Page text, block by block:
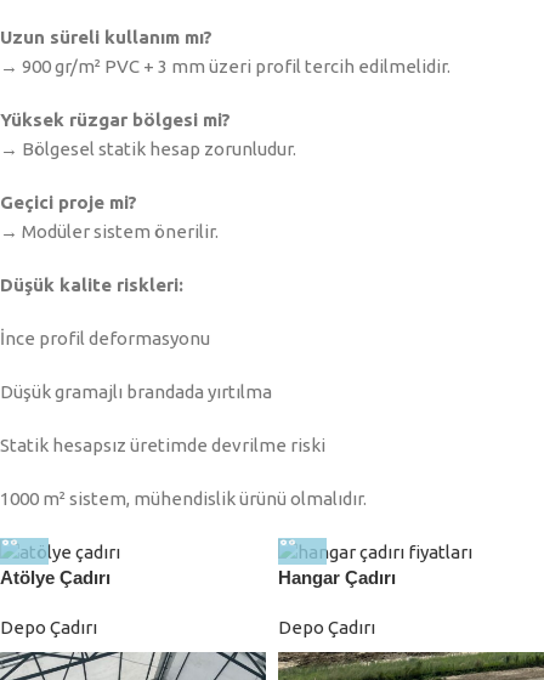
Uzun süreli kullanım mı?
→ 900 gr/m² PVC + 3 mm üzeri profil tercih edilmelidir.
Yüksek rüzgar bölgesi mi?
→ Bölgesel statik hesap zorunludur.
Geçici proje mi?
→ Modüler sistem önerilir.
Düşük kalite riskleri:
İnce profil deformasyonu
Düşük gramajlı brandada yırtılma
Statik hesapsız üretimde devrilme riski
1000 m² sistem, mühendislik ürünü olmalıdır.
Atölye Çadırı
Depo Çadırı
Hangar Çadırı
Depo Çadırı